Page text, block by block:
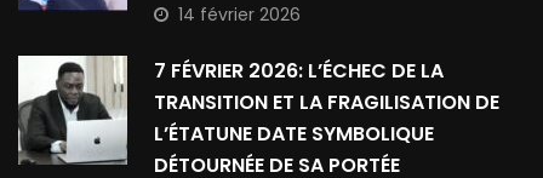
14 février 2026
7 FÉVRIER 2026: L’ÉCHEC DE LA
TRANSITION ET LA FRAGILISATION DE
L’ÉTATUNE DATE SYMBOLIQUE
DÉTOURNÉE DE SA PORTÉE